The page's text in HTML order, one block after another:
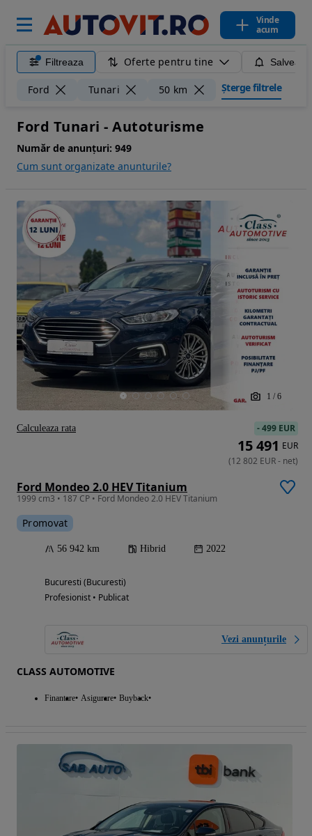
Vinde
acum
Filtreaza Oferte pentru tine
Ford Tunari 50 km Șterge filtrele
Ford Tunari - Autoturisme
Număr de anunțuri: 949
Cum sunt organizate anunturile?
1 / 6
Ford Mondeo 2.0 HEV Titanium
1999 cm3 • 187 CP • Ford Mondeo 2.0 HEV Titanium
Promovat
56 942 km Hibrid 2022
Bucuresti (Bucuresti)
Profesionist • Publicat
Vezi anunțurile
CLASS AUTOMOTIVE
Finantare Asigurare Buyback
-499 EUR
15 491 EUR
(12 802 EUR- net)
Calculeaza rata